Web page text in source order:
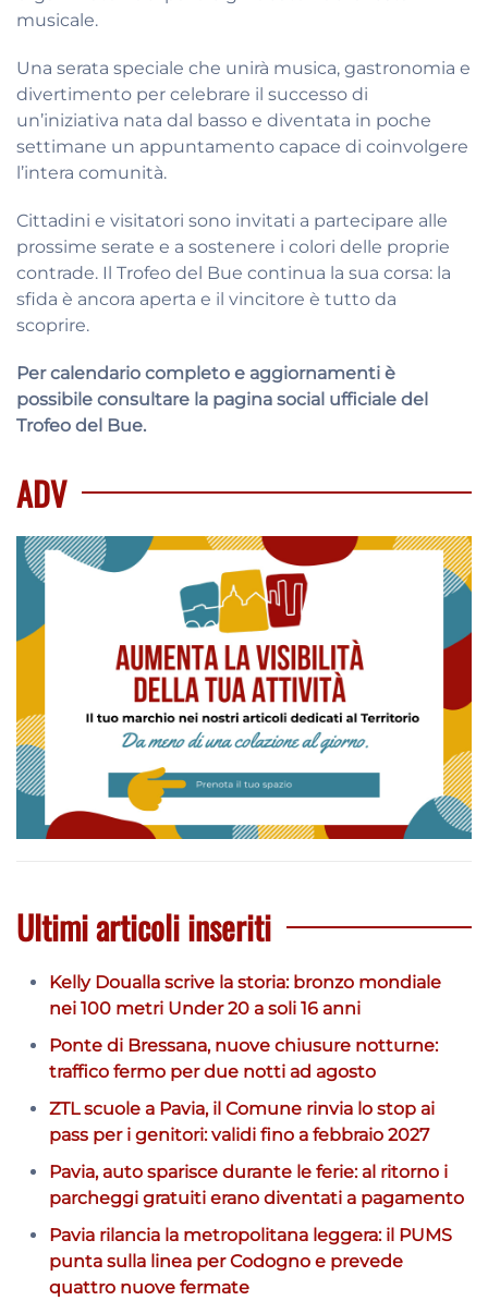
musicale.
Una serata speciale che unirà musica, gastronomia e
divertimento per celebrare il successo di
un’iniziativa nata dal basso e diventata in poche
settimane un appuntamento capace di coinvolgere
l’intera comunità.
Cittadini e visitatori sono invitati a partecipare alle
prossime serate e a sostenere i colori delle proprie
contrade. Il Trofeo del Bue continua la sua corsa: la
sfida è ancora aperta e il vincitore è tutto da
scoprire.
Per calendario completo e aggiornamenti è
possibile consultare la pagina social ufficiale del
Trofeo del Bue.
ADV
Ultimi articoli inseriti
Kelly Doualla scrive la storia: bronzo mondiale
nei 100 metri Under 20 a soli 16 anni
Ponte di Bressana, nuove chiusure notturne:
traffico fermo per due notti ad agosto
ZTL scuole a Pavia, il Comune rinvia lo stop ai
pass per i genitori: validi fino a febbraio 2027
Pavia, auto sparisce durante le ferie: al ritorno i
parcheggi gratuiti erano diventati a pagamento
Pavia rilancia la metropolitana leggera: il PUMS
punta sulla linea per Codogno e prevede
quattro nuove fermate